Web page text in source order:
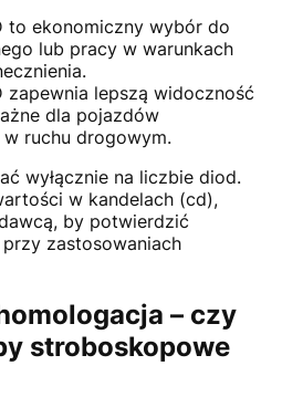
to ekonomiczny wybór do
lub pracy w warunkach
zapewnia lepszą widoczność
dla pojazdów
ruchu drogowym.
wyłącznie na liczbie diod.
w kandelach (cd),
by potwierdzić
zastosowaniach
– czy
stroboskopowe